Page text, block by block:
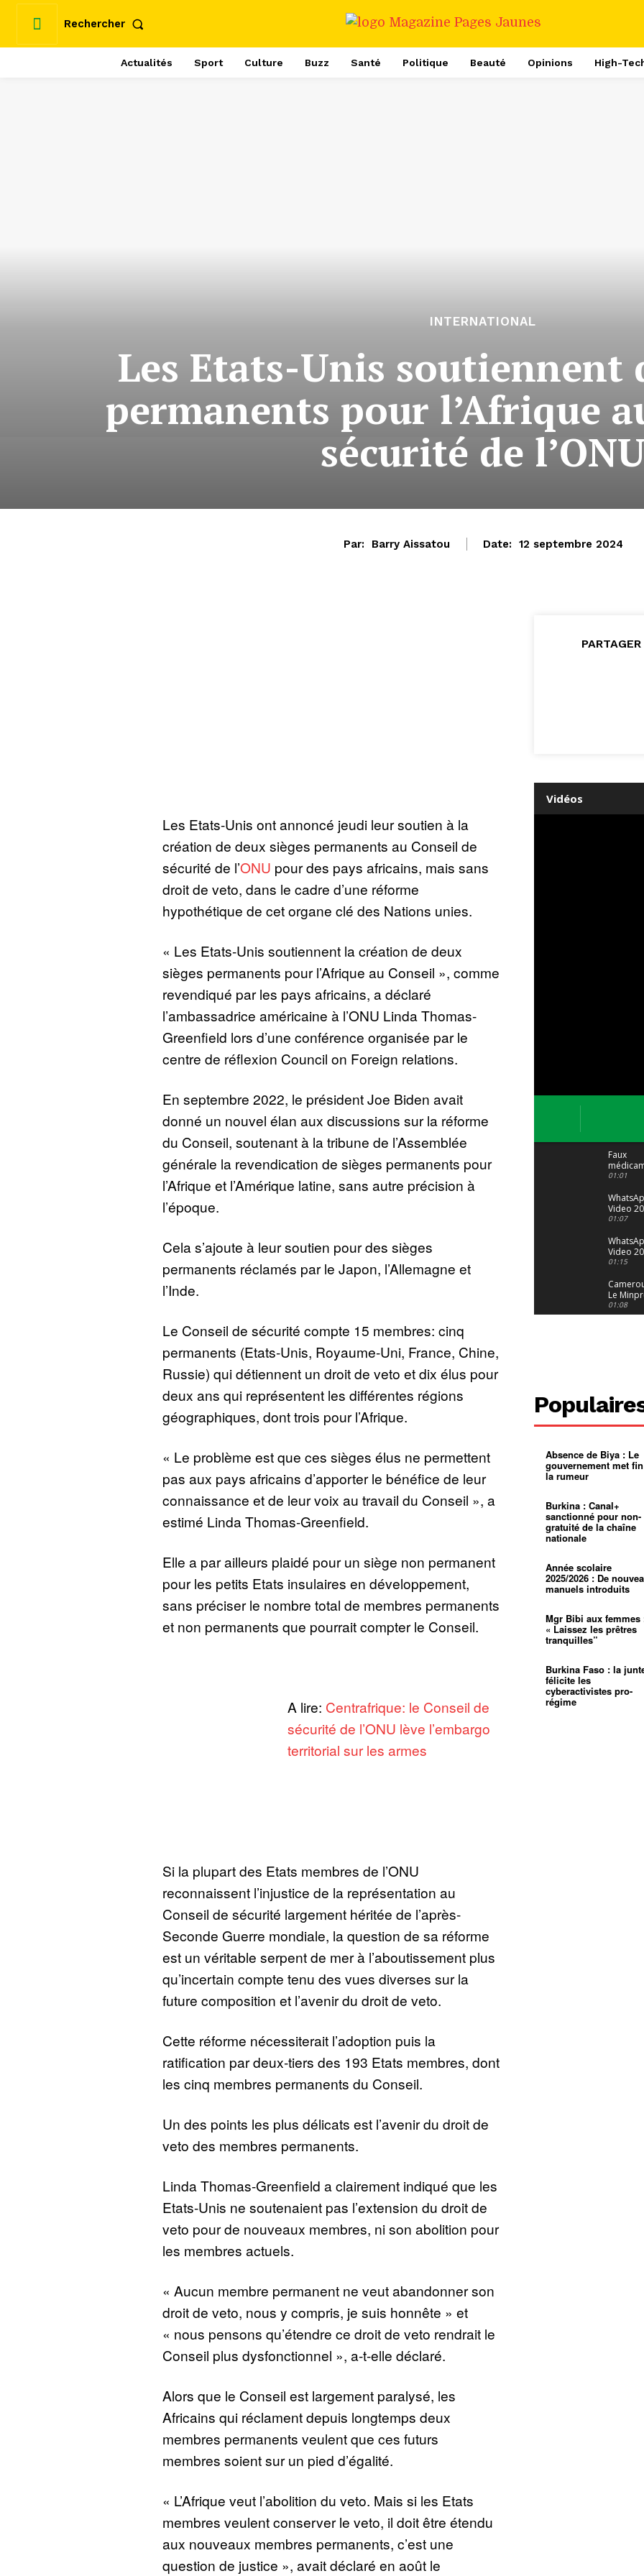
Rechercher
Actualités Sport Culture Buzz Santé Politique Beauté Opinions High-
INTERNATIONAL
Les Etats-Unis soutiennent
permanents pour l’Afrique
sécurité de
Par: Barry Aissatou Date: 12 septembre 2024
Les Etats-Unis ont annoncé jeudi leur soutien à la
création de deux sièges permanents au Conseil de
sécurité de l’ONU pour des pays africains, mais sans
droit de veto, dans le cadre d’une réforme
hypothétique de cet organe clé des Nations unies.
« Les Etats-Unis soutiennent la création de deux
sièges permanents pour l’Afrique au Conseil », comme
revendiqué par les pays africains, a déclaré
l’ambassadrice américaine à l’ONU Linda Thomas-
Greenfield lors d’une conférence organisée par le
centre de réflexion Council on Foreign relations.
En septembre 2022, le président Joe Biden avait
donné un nouvel élan aux discussions sur la réforme
du Conseil, soutenant à la tribune de l’Assemblée
générale la revendication de sièges permanents pour
l’Afrique et l’Amérique latine, sans autre précision à
l’époque.
Cela s’ajoute à leur soutien pour des sièges
permanents réclamés par le Japon, l’Allemagne et
l’Inde.
Le Conseil de sécurité compte 15 membres: cinq
permanents (Etats-Unis, Royaume-Uni, France, Chine,
Russie) qui détiennent un droit de veto et dix élus pour
deux ans qui représentent les différentes régions
géographiques, dont trois pour l’Afrique.
« Le problème est que ces sièges élus ne permettent
pas aux pays africains d’apporter le bénéfice de leur
connaissance et de leur voix au travail du Conseil », a
estimé Linda Thomas-Greenfield.
Elle a par ailleurs plaidé pour un siège non permanent
pour les petits Etats insulaires en développement,
sans préciser le nombre total de membres permanents
et non permanents que pourrait compter le Conseil.
A lire: Centrafrique: le Conseil de
sécurité de l’ONU lève l’embargo
territorial sur les armes
Si la plupart des Etats membres de l’ONU
reconnaissent l’injustice de la représentation au
Conseil de sécurité largement héritée de l’après-
Seconde Guerre mondiale, la question de sa réforme
est un véritable serpent de mer à l’aboutissement plus
qu’incertain compte tenu des vues diverses sur la
future composition et l’avenir du droit de veto.
Cette réforme nécessiterait l’adoption puis la
ratification par deux-tiers des 193 Etats membres, dont
les cinq membres permanents du Conseil.
Un des points les plus délicats est l’avenir du droit de
veto des membres permanents.
Linda Thomas-Greenfield a clairement indiqué que les
Etats-Unis ne soutenaient pas l’extension du droit de
veto pour de nouveaux membres, ni son abolition pour
les membres actuels.
« Aucun membre permanent ne veut abandonner son
droit de veto, nous y compris, je suis honnête » et
« nous pensons qu’étendre ce droit de veto rendrait le
Conseil plus dysfonctionnel », a-t-elle déclaré.
Alors que le Conseil est largement paralysé, les
Africains qui réclament depuis longtemps deux
membres permanents veulent que ces futurs
membres soient sur un pied d’égalité.
« L’Afrique veut l’abolition du veto. Mais si les Etats
membres veulent conserver le veto, il doit être étendu
aux nouveaux membres permanents, c’est une
question de justice », avait déclaré en août le
PARTAGER
Vidéos
Faux
: Le trafic
malgré
01:01
Video
04 at 15
01:07
Video
29 at 12
01:15
Le
alerte
dérives
01:08
grandes
pluies
Échec au
Le père
pasteur
L’État
d’or
Croyance
religieuse
Entre
bricolage
mentale
01:12
mettra-t-
au
Absence de Biya : Le
gouvernement met
la rumeur
Burkina : Canal+
sanctionné pour non-
gratuité de la chaîne
nationale
Année scolaire
2025/2026 : De
manuels introduits
Mgr Bibi aux femmes
« Laissez les prêtres
tranquilles”
Burkina Faso : la
félicite les
cyberactivistes pro-
régime